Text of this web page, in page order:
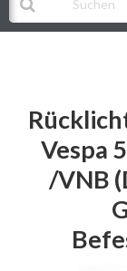
Vespa
/VNB